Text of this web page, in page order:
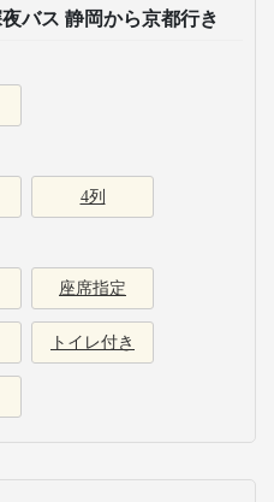
バス 静岡から京都行き
4列
座席指定
トイレ付き